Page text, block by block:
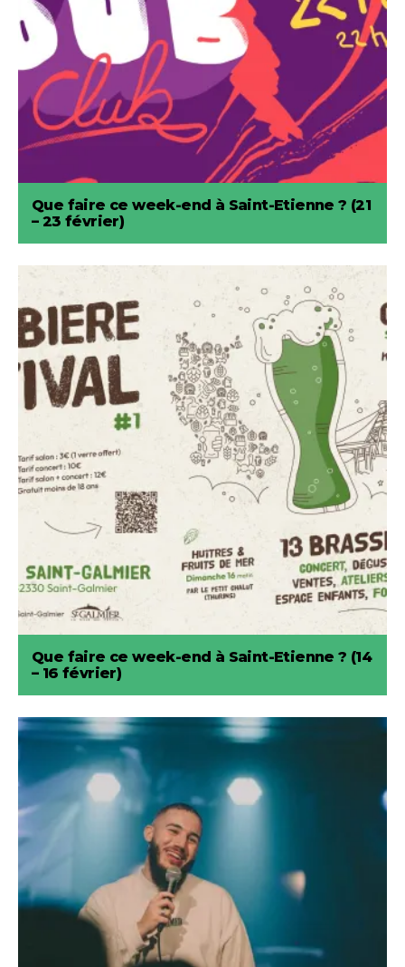
Que faire ce week-end à Saint-Etienne ? (21
– 23 février)
Que faire ce week-end à Saint-Etienne ? (14
– 16 février)